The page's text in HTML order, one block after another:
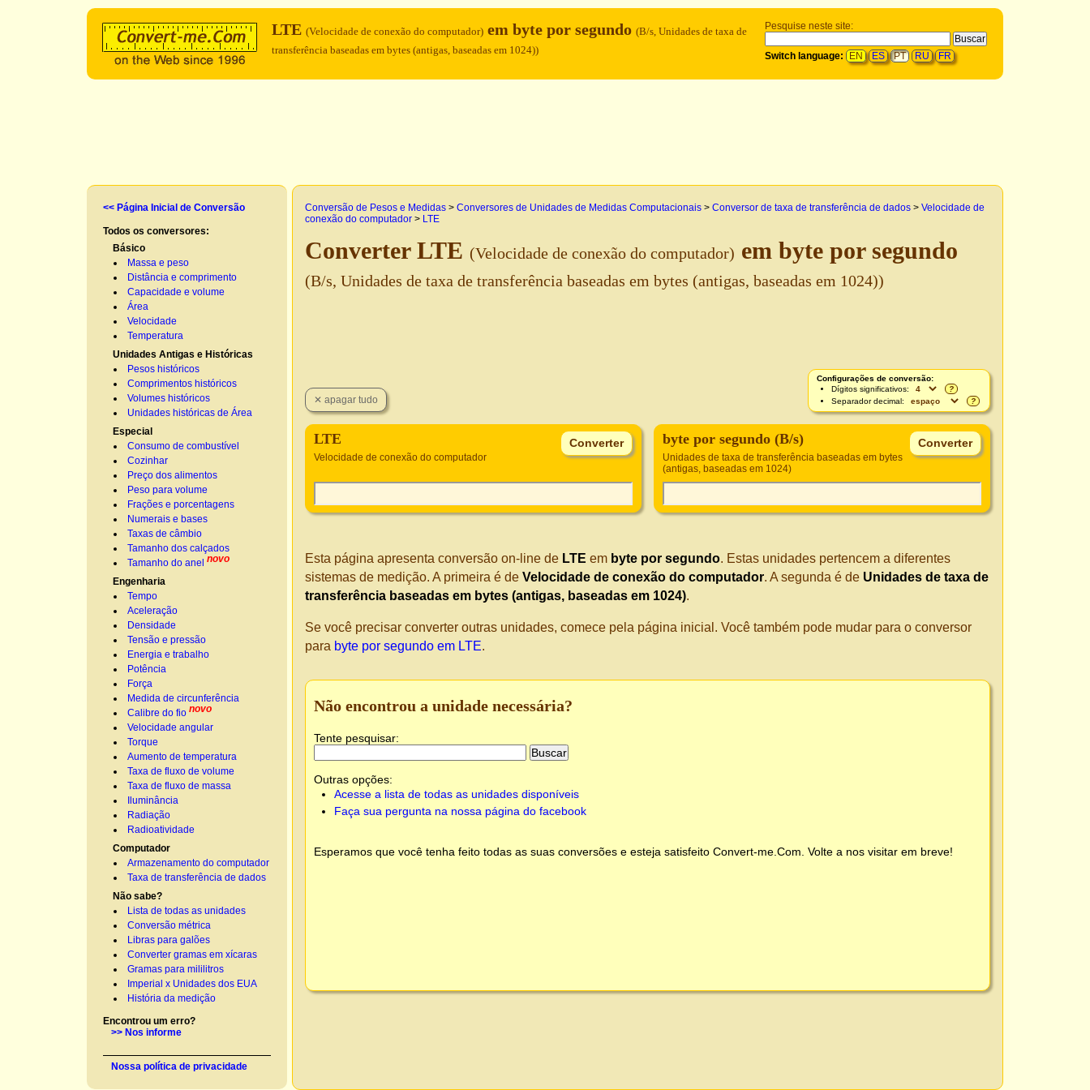
Pesquise neste site:
Switch language: EN ES PT RU FR
LTE (Velocidade de conexão do computador) em byte por segundo (B/s, Unidades de taxa de
transferência baseadas em bytes (antigas, baseadas em 1024))
<< Página Inicial de Conversão
Todos os conversores:
Básico
Massa e peso
Distância e comprimento
Capacidade e volume
Área
Velocidade
Temperatura
Unidades Antigas e Históricas
Pesos históricos
Comprimentos históricos
Volumes históricos
Unidades históricas de Área
Especial
Consumo de combustível
Cozinhar
Preço dos alimentos
Peso para volume
Frações e porcentagens
Numerais e bases
Taxas de câmbio
Tamanho dos calçados
Tamanho do anel novo
Engenharia
Tempo
Aceleração
Densidade
Tensão e pressão
Energia e trabalho
Potência
Força
Medida de circunferência
Calibre do fio novo
Velocidade angular
Torque
Aumento de temperatura
Taxa de fluxo de volume
Taxa de fluxo de massa
Iluminância
Radiação
Radioatividade
Computador
Armazenamento do computador
Taxa de transferência de dados
Não sabe?
Lista de todas as unidades
Conversão métrica
Libras para galões
Converter gramas em xícaras
Gramas para mililitros
Imperial x Unidades dos EUA
História da medição
Encontrou um erro?
>> Nos informe
Nossa política de privacidade
Conversão de Pesos e Medidas > Conversores de Unidades de Medidas Computacionais > Conversor de taxa de transferência de dados > Velocidade de
conexão do computador > LTE
Converter LTE (Velocidade de conexão do computador) em byte por segundo
(B/s, Unidades de taxa de transferência baseadas em bytes (antigas, baseadas em 1024))
Configurações de conversão:
Dígitos significativos:
?
Separador decimal:
?
LTE
Velocidade de conexão do computador
byte por segundo (B/s)
Unidades de taxa de transferência baseadas em bytes
(antigas, baseadas em 1024)
Esta página apresenta conversão on-line de LTE em byte por segundo. Estas unidades pertencem a diferentes
sistemas de medição. A primeira é de Velocidade de conexão do computador. A segunda é de Unidades de taxa de
transferência baseadas em bytes (antigas, baseadas em 1024).
Se você precisar converter outras unidades, comece pela página inicial. Você também pode mudar para o conversor
para byte por segundo em LTE.
Não encontrou a unidade necessária?
Tente pesquisar:
Outras opções:
Acesse a lista de todas as unidades disponíveis
Faça sua pergunta na nossa página do facebook
Esperamos que você tenha feito todas as suas conversões e esteja satisfeito Convert-me.Com . Volte a nos visitar em breve!